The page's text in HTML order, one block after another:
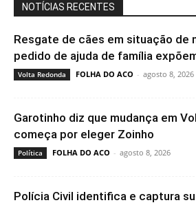
NOTÍCIAS RECENTES
Resgate de cães em situação de
pedido de ajuda de família
Volta Redonda FOLHA DO ACO - agosto 8, 2026
Garotinho diz que mudança em
começa por eleger Zoinho
Política FOLHA DO ACO - agosto 8, 2026
Polícia Civil identifica e captura